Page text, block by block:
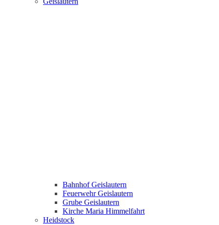
Bahnhof Geislautern
Feuerwehr Geislautern
Grube Geislautern
Kirche Maria Himmelfahrt
Heidstock